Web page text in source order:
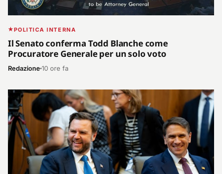
POLITICA INTERNA
Il Senato conferma Todd Blanche come
Procuratore Generale per un solo voto
Redazione10 ore fa